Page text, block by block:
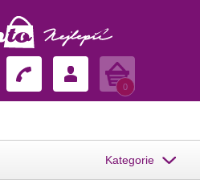
Košík
0
Kategorie